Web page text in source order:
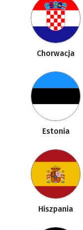
Chorwacja
Estonia
Hiszpania